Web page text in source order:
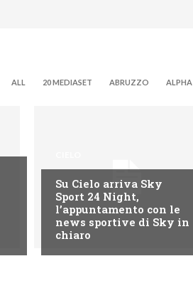
ALL 20 MEDIASET ABRUZZO ALPHA
Su Cielo arriva Sky
Sport 24 Night,
l’appuntamento con le
news sportive di Sky in
chiaro